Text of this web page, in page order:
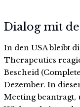
Dialog mit
In den USA bleibt
Therapeutics
Bescheid
Dezember. In
Meeting beantragt,